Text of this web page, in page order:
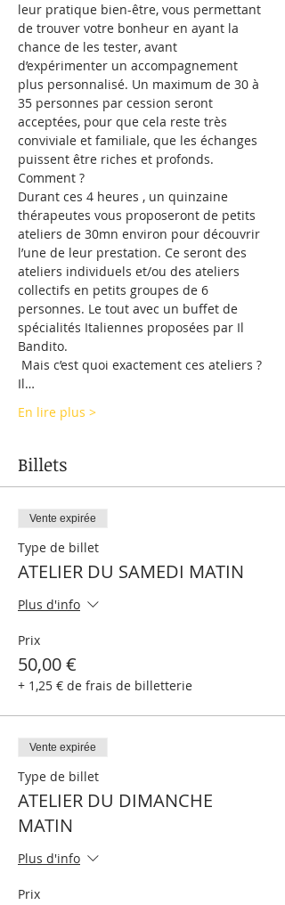
leur pratique bien-être, vous permettant
de trouver votre bonheur en ayant la
chance de les tester, avant
d’expérimenter un accompagnement
plus personnalisé. Un maximum de 30 à
35 personnes par cession seront
acceptées, pour que cela reste très
conviviale et familiale, que les échanges
puissent être riches et profonds.
Comment ?
Durant ces 4 heures , un quinzaine
thérapeutes vous proposeront de petits
ateliers de 30mn environ pour découvrir
l’une de leur prestation. Ce seront des
ateliers individuels et/ou des ateliers
collectifs en petits groupes de 6
personnes. Le tout avec un buffet de
spécialités Italiennes proposées par Il
Bandito.
Mais c’est quoi exactement ces ateliers ?
Il…
En lire plus >
Billets
Vente expirée
Type de billet
ATELIER DU SAMEDI MATIN
Plus d'info
Prix
50,00 €
+ 1,25 € de frais de billetterie
Vente expirée
Type de billet
ATELIER DU DIMANCHE
MATIN
Plus d'info
Prix